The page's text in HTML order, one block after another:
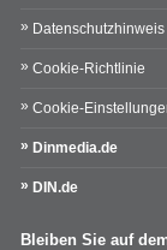
Datenschutzhinweis
Cookie-Richtlinie
Cookie-
Dinmedia.de
DIN.de
Bleiben Sie auf